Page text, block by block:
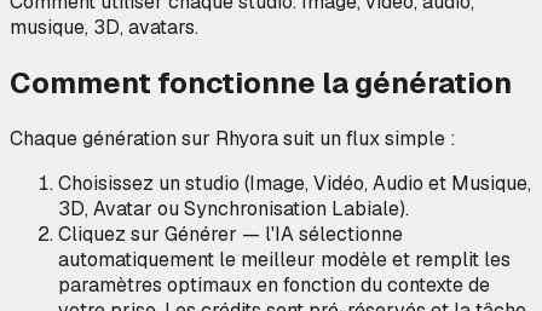
musique, 3D, avatars.
Comment fonctionne la génération
Chaque génération sur Rhyora suit un flux simple :
Choisissez un studio (Image, Vidéo, Audio et Musique,
3D, Avatar ou Synchronisation Labiale).
Cliquez sur Générer — l'IA sélectionne
automatiquement le meilleur modèle et remplit les
paramètres optimaux en fonction du contexte de